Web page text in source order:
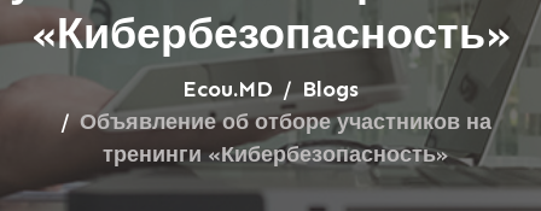
«Кибербезопасность»
Ecou.MD
Blogs
Объявление об отборе участников на
тренинги «Кибербезопасность»